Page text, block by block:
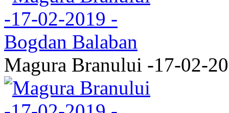
Magura Branului -17-02-